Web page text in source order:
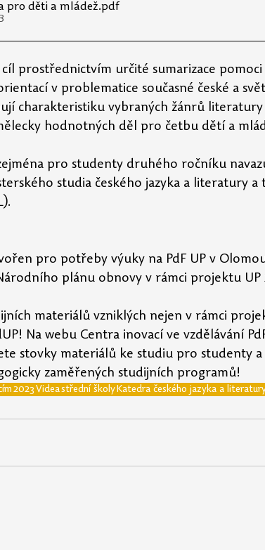
pro děti a mládež.pdf
cíl prostřednictvím určité sumarizace
v problematice současné české a
charakteristiku vybraných žánrů
hodnotných děl pro četbu dětí a
pro studenty druhého ročníku
studia českého jazyka a literatury
pro potřeby výuky na PdF UP v
plánu obnovy v rámci projektu UP
materiálů vzniklých nejen v rámci
Na webu Centra inovací ve vzdělávání
stovky materiálů ke studiu pro studenty
zaměřených studijních programů!
2023 Videastřední školyKatedra českého jazyka a